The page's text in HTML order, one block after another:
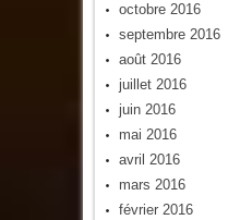
octobre 2016
septembre 2016
août 2016
juillet 2016
juin 2016
mai 2016
avril 2016
mars 2016
février 2016